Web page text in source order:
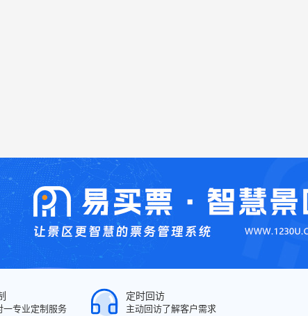
一专业定制服务
定时回访
主动回访了解客户需求